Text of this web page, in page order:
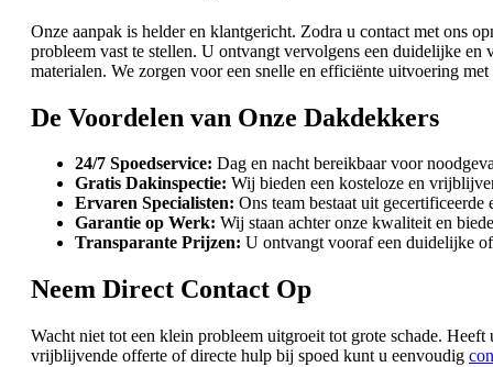
Onze aanpak is helder en klantgericht. Zodra u contact met ons
probleem vast te stellen. U ontvangt vervolgens een duidelijke
materialen. We zorgen voor een snelle en efficiënte uitvoering
De Voordelen van Onze Dakdekkers
24/7 Spoedservice: Dag en nacht bereikbaar voor
Gratis Dakinspectie: Wij bieden een kosteloze en
Ervaren Specialisten: Ons team bestaat uit
Garantie op Werk: Wij staan achter onze kwaliteit en
Transparante Prijzen: U ontvangt vooraf een duidelijke
Neem Direct Contact Op
Wacht niet tot een klein probleem uitgroeit tot grote schade.
vrijblijvende offerte of directe hulp bij spoed kunt u eenvoudig